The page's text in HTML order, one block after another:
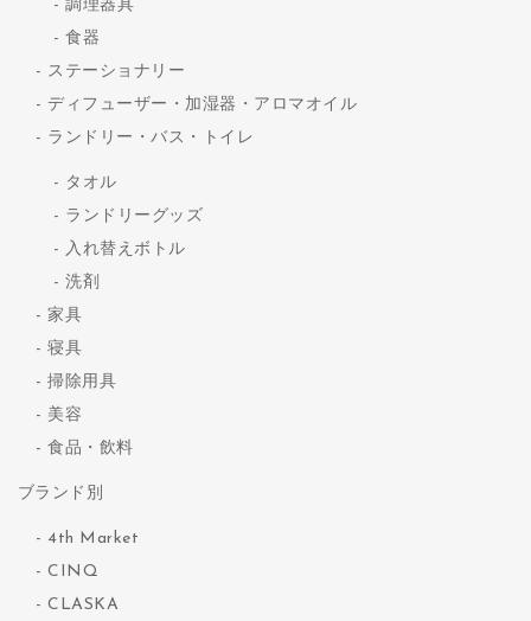
調理器具
食器
ステーショナリー
ディフューザー・加湿器・アロマオイル
ランドリー・バス・トイレ
タオル
ランドリーグッズ
入れ替えボトル
洗剤
家具
寝具
掃除用具
美容
食品・飲料
ブランド別
4th Market
CINQ
CLASKA